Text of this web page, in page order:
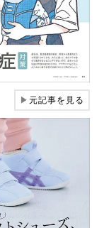
▶元記事を見る